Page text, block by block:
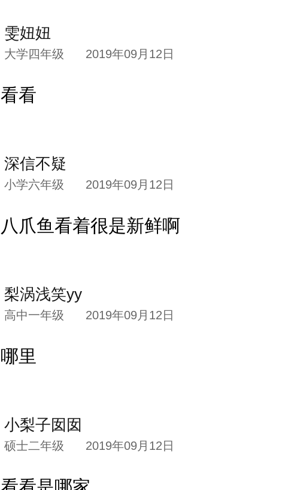
雯妞妞
大学四年级 2019年09月12日
看看
深信不疑
小学六年级 2019年09月12日
八爪鱼看着很是新鲜啊
梨涡浅笑yy
高中一年级 2019年09月12日
哪里
小梨子囡囡
硕士二年级 2019年09月12日